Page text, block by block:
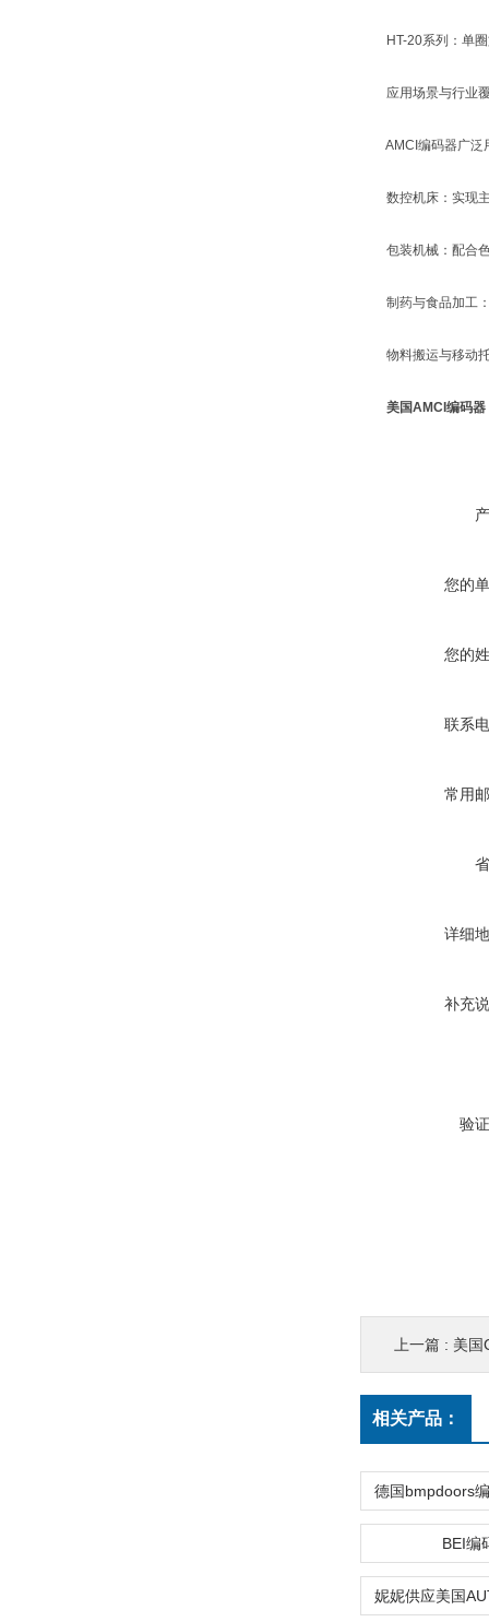
‌HT-20系列‌：单圈
应用场景与行业
AMCI编码器广泛
数控机床‌：实现主
包装机械‌：配合色
制药与食品加工‌：
物料搬运与移动托
美国AMCI编码
您的
您的
联系
常用
详细
补充
验
上一篇 : 美国
相关产品：
BEI编